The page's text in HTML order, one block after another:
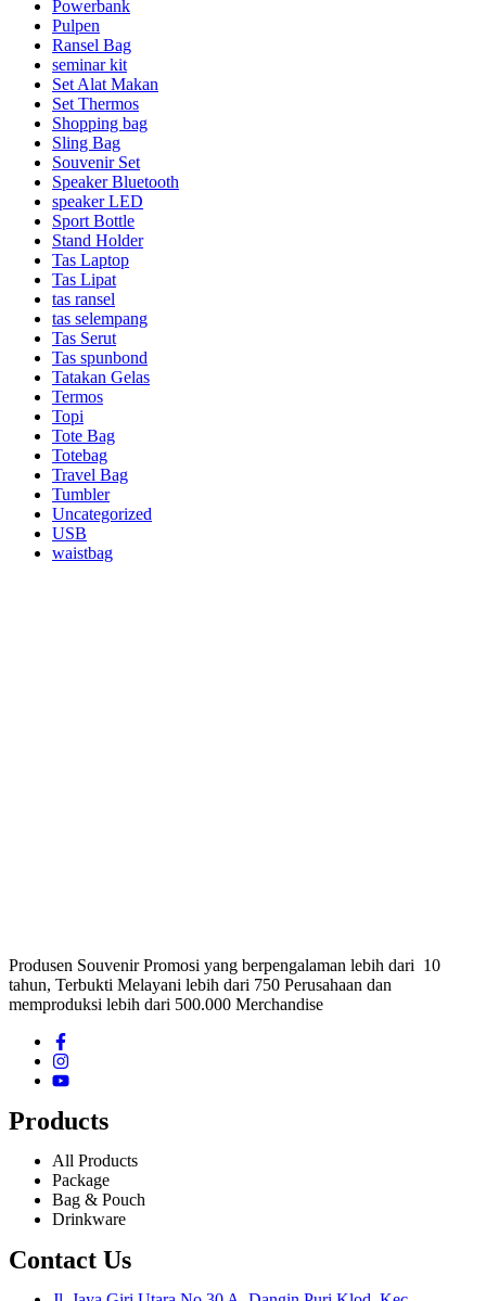
Powerbank
Pulpen
Ransel Bag
seminar kit
Set Alat Makan
Set Thermos
Shopping bag
Sling Bag
Souvenir Set
Speaker Bluetooth
speaker LED
Sport Bottle
Stand Holder
Tas Laptop
Tas Lipat
tas ransel
tas selempang
Tas Serut
Tas spunbond
Tatakan Gelas
Termos
Topi
Tote Bag
Totebag
Travel Bag
Tumbler
Uncategorized
USB
waistbag
Produsen Souvenir Promosi yang berpengalaman lebih dari 10
tahun, Terbukti Melayani lebih dari 750 Perusahaan dan
memproduksi lebih dari 500.000 Merchandise
Products
All Products
Package
Bag & Pouch
Drinkware
Contact Us